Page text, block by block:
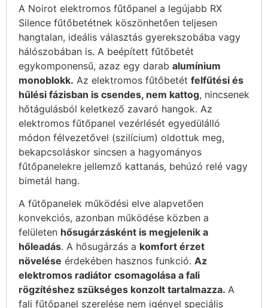
A Noirot elektromos fűtőpanel a legújabb RX
Silence fűtőbetétnek köszönhetően teljesen
hangtalan, ideális választás gyerekszobába vagy
hálószobában is. A beépített fűtőbetét
egykomponensű, azaz egy darab alumínium
monoblokk. Az elektromos fűtőbetét felfűtési és
hűlési fázisban is csendes, nem kattog, nincsenek
hőtágulásból keletkező zavaró hangok. Az
elektromos fűtőpanel vezérlését egyedülálló
módon félvezetővel (szilícium) oldottuk meg,
bekapcsoláskor sincsen a hagyományos
fűtőpanelekre jellemző kattanás, behúzó relé vagy
bimetál hang.
A fűtőpanelek működési elve alapvetően
konvekciós, azonban működése közben a
felületen hősugárzásként is megjelenik a
hőleadás. A hősugárzás a komfort érzet
növelése érdekében hasznos funkció. Az
elektromos radiátor csomagolása a fali
rögzítéshez szükséges konzolt tartalmazza. A
fali fűtőpanel szerelése nem igényel speciális